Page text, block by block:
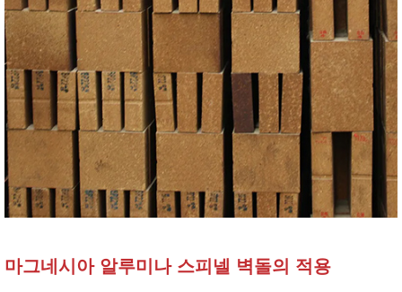
마그네시아 알루미나 스피넬 벽돌의 적용